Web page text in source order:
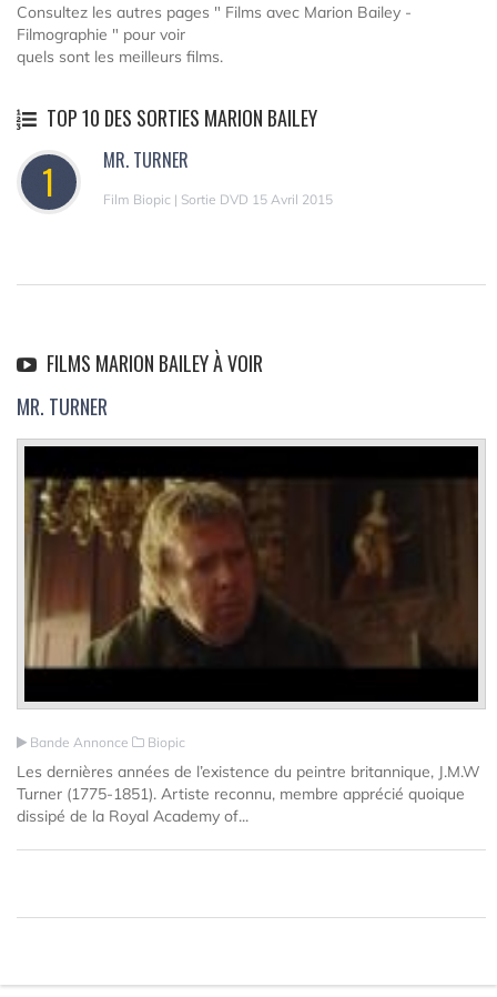
Consultez les autres pages " Films avec Marion Bailey -
Filmographie " pour voir
quels sont les meilleurs films.
TOP 10 DES SORTIES MARION BAILEY
1 MR. TURNER
Film Biopic | Sortie DVD 15 Avril 2015
FILMS MARION BAILEY À VOIR
MR. TURNER
Bande Annonce Biopic
Les dernières années de l’existence du peintre britannique, J.M.W
Turner (1775-1851). Artiste reconnu, membre apprécié quoique
dissipé de la Royal Academy of...